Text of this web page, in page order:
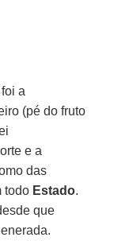
a
(pé do fruto
e a
das
todo Estado.
que